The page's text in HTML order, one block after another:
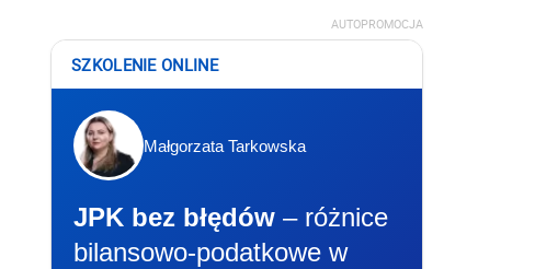
AUTOPROMOCJA
SZKOLENIE ONLINE
Małgorzata Tarkowska
JPK bez błędów – różnice
bilansowo-podatkowe w